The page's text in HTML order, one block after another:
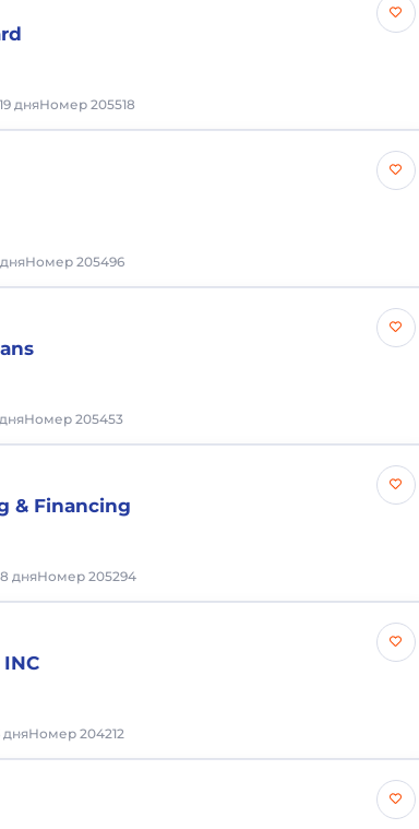
дняНомер 205518
Номер 205496
Номер 205453
& Financing
дняНомер 205294
INC
дняНомер 204212